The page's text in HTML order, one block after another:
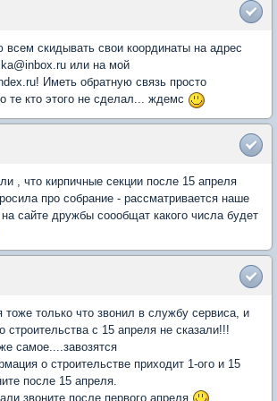
скидывать свои координаты на адрес
или на мой
Иметь обратную связь просто
те кто этого не сделал... ждемс
, что кирпичные секции после 15 апреля
про собрание - рассматривается наше
сайте дружбы соообщат какого числа будет
тоже только что звонил в службу сервиса, и
строительства с 15 апреля не сказали!!!
самое....завозятся
о строительстве приходит 1-ого и 15
после 15 апреля.
звоните после первого апреля